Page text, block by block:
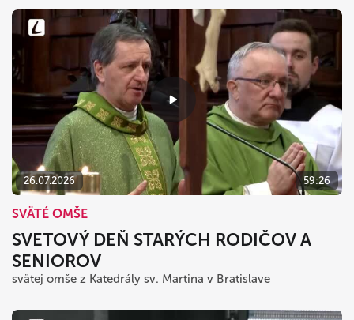
26.07.2026 59:26
SVÄTÉ OMŠE
SVETOVÝ DEŇ STARÝCH RODIČOV A
SENIOROV
svätej omše z Katedrály sv. Martina v Bratislave